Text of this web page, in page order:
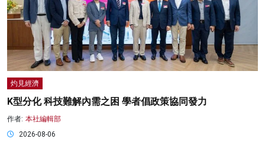
灼見經濟
K型分化 科技難解內需之困 學者倡政策協同發力
作者: 本社編輯部
2026-08-06